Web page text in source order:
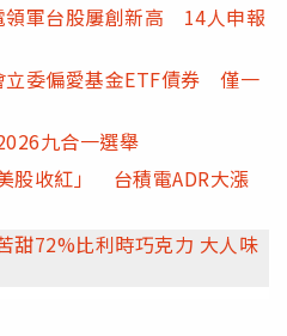
領軍台股屢創新高 14人申報
立委偏愛基金ETF債券 僅一
九合一選舉
股收紅」 台積電ADR大漲
甜72%比利時巧克力 大人味